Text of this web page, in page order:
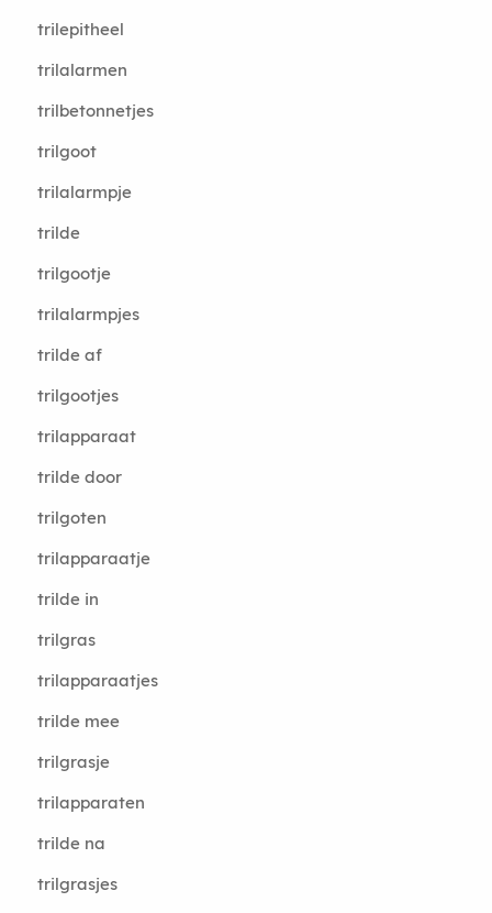
trilepitheel
trilalarmen
trilbetonnetjes
trilgoot
trilalarmpje
trilde
trilgootje
trilalarmpjes
trilde af
trilgootjes
trilapparaat
trilde door
trilgoten
trilapparaatje
trilde in
trilgras
trilapparaatjes
trilde mee
trilgrasje
trilapparaten
trilde na
trilgrasjes